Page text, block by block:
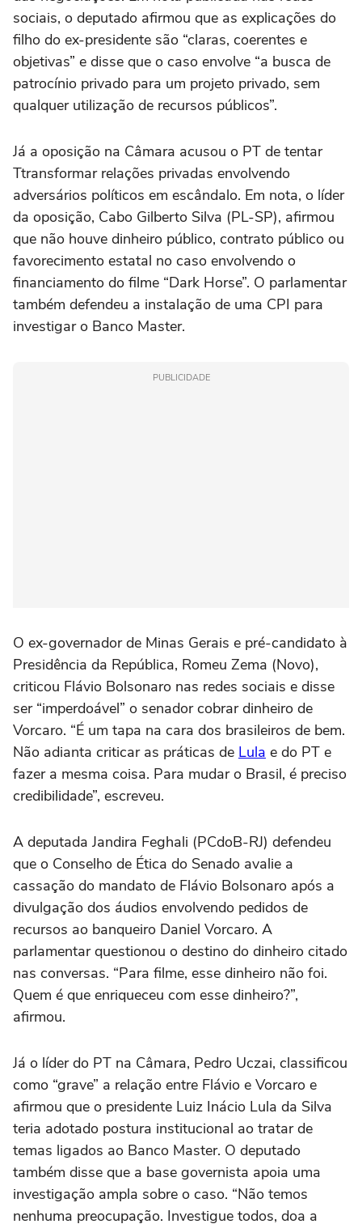
sociais, o deputado afirmou que as explicações do
filho do ex-presidente são “claras, coerentes e
objetivas” e disse que o caso envolve “a busca de
patrocínio privado para um projeto privado, sem
qualquer utilização de recursos públicos”.
Já a oposição na Câmara acusou o PT de tentar
Ttransformar relações privadas envolvendo
adversários políticos em escândalo. Em nota, o líder
da oposição, Cabo Gilberto Silva (PL-SP), afirmou
que não houve dinheiro público, contrato público ou
favorecimento estatal no caso envolvendo o
financiamento do filme “Dark Horse”. O parlamentar
também defendeu a instalação de uma CPI para
investigar o Banco Master.
PUBLICIDADE
O ex-governador de Minas Gerais e pré-candidato à
Presidência da República, Romeu Zema (Novo),
criticou Flávio Bolsonaro nas redes sociais e disse
ser “imperdoável” o senador cobrar dinheiro de
Vorcaro. “É um tapa na cara dos brasileiros de bem.
Não adianta criticar as práticas de Lula e do PT e
fazer a mesma coisa. Para mudar o Brasil, é preciso
credibilidade”, escreveu.
A deputada Jandira Feghali (PCdoB-RJ) defendeu
que o Conselho de Ética do Senado avalie a
cassação do mandato de Flávio Bolsonaro após a
divulgação dos áudios envolvendo pedidos de
recursos ao banqueiro Daniel Vorcaro. A
parlamentar questionou o destino do dinheiro citado
nas conversas. “Para filme, esse dinheiro não foi.
Quem é que enriqueceu com esse dinheiro?”,
afirmou.
Já o líder do PT na Câmara, Pedro Uczai, classificou
como “grave” a relação entre Flávio e Vorcaro e
afirmou que o presidente Luiz Inácio Lula da Silva
teria adotado postura institucional ao tratar de
temas ligados ao Banco Master. O deputado
também disse que a base governista apoia uma
investigação ampla sobre o caso. “Não temos
nenhuma preocupação. Investigue todos, doa a